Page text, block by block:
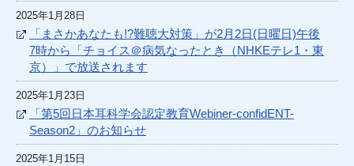
2025年1月28日
「まさかあなたも!?難聴大対策」が2月2日(日曜日)午後
7時から「チョイス＠病気なったとき（NHKEテレ1・東
京）」で放送されます
2025年1月23日
「第5回日本耳科学会認定教育Webiner-confidENT-
Season2」のお知らせ
2025年1月15日